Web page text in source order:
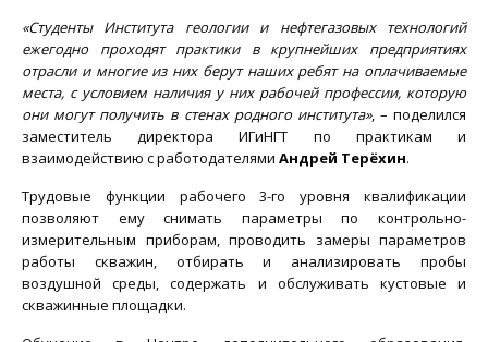
«Студенты Института геологии и нефтегазовых технологий
ежегодно проходят практики в крупнейших предприятиях
отрасли и многие из них берут наших ребят на оплачиваемые
места, с условием наличия у них рабочей профессии, которую
они могут получить в стенах родного института», – поделился
заместитель директора ИГиНГТ по практикам и
взаимодействию с работодателями Андрей Терёхин.
Трудовые функции рабочего 3-го уровня квалификации
позволяют ему снимать параметры по контрольно-
измерительным приборам, проводить замеры параметров
работы скважин, отбирать и анализировать пробы
воздушной среды, содержать и обслуживать кустовые и
скважинные площадки.